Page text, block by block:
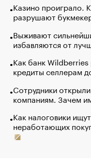
Казино проиграло.
разрушают
Выживают
избавляются от
Как банк
кредиты селлерам
Сотрудники
компаниям. Зачем
Как налоговики
неработающих